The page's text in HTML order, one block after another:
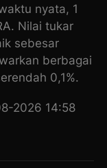
nyata, 1
Nilai tukar
sebesar
berbagai
0,1%.
2026 14:58